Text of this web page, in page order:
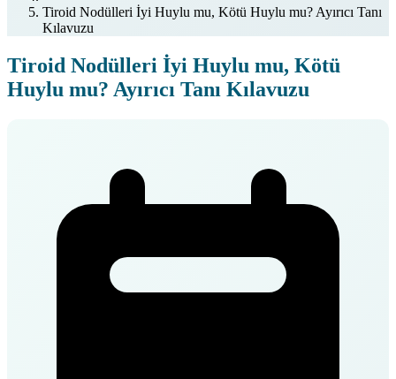
Tiroid Nodülleri İyi Huylu mu, Kötü Huylu mu? Ayırıcı Tanı
Kılavuzu
Tiroid Nodülleri İyi Huylu mu, Kötü
Huylu mu? Ayırıcı Tanı Kılavuzu